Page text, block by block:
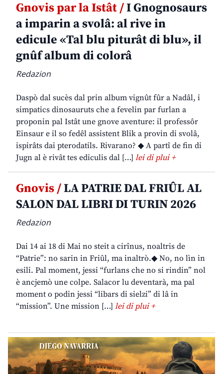
Gnovis par la Istât /I Gnognosaurs
a imparin a svolâ: al rive in
edicule «Tal blu piturât di blu», il
gnûf album di colorâ
Redazion
Daspò dal sucès dal prin album vignût fûr a Nadâl, i
simpatics dinosauruts che a fevelin par furlan a
proponin pal Istât une gnove aventure: il professôr
Einsaur e il so fedêl assistent Blik a provin di svolâ,
ispirâts dai pterodatils. Rivarano? ◆ A partî de fin di
Jugn al è rivât tes ediculis dal […] lei di plui +
Gnovis /LA PATRIE DAL FRIÛL AL
SALON DAL LIBRI DI TURIN 2026
Redazion
Dai 14 ai 18 di Mai no steit a cirînus, noaltris de
“Patrie”: no sarin in Friûl, ma inaltrò.◆ No, no lìn in
esili. Pal moment, jessi “furlans che no si rindin” nol
è ancjemò une colpe. Salacor lu deventarà, ma pal
moment o podin jessi “libars di sielzi” di lâ in
“mission”. Une mission […] lei di plui +